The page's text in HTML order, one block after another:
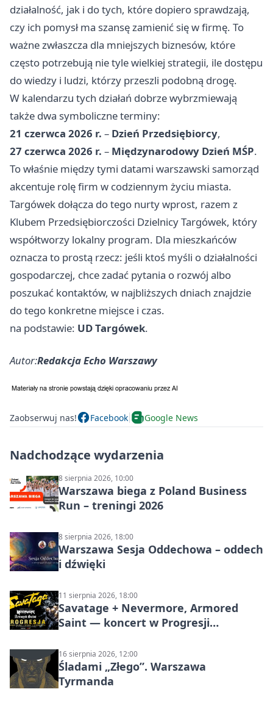
działalność, jak i do tych, które dopiero sprawdzają,
czy ich pomysł ma szansę zamienić się w firmę. To
ważne zwłaszcza dla mniejszych biznesów, które
często potrzebują nie tyle wielkiej strategii, ile dostępu
do wiedzy i ludzi, którzy przeszli podobną drogę.
W kalendarzu tych działań dobrze wybrzmiewają
także dwa symboliczne terminy:
21 czerwca 2026 r. – Dzień Przedsiębiorcy,
27 czerwca 2026 r. – Międzynarodowy Dzień MŚP.
To właśnie między tymi datami warszawski samorząd
akcentuje rolę firm w codziennym życiu miasta.
Targówek dołącza do tego nurty wprost, razem z
Klubem Przedsiębiorczości Dzielnicy Targówek, który
współtworzy lokalny program. Dla mieszkańców
oznacza to prostą rzecz: jeśli ktoś myśli o działalności
gospodarczej, chce zadać pytania o rozwój albo
poszukać kontaktów, w najbliższych dniach znajdzie
do tego konkretne miejsce i czas.
na podstawie: UD Targówek.
Autor:Redakcja Echo Warszawy
Zaobserwuj nas! Facebook Google News
Nadchodzące wydarzenia
8 sierpnia 2026, 10:00
Warszawa biega z Poland Business
Run – treningi 2026
8 sierpnia 2026, 18:00
Warszawa Sesja Oddechowa – oddech
i dźwięki
11 sierpnia 2026, 18:00
Savatage + Nevermore, Armored
Saint — koncert w Progresji
16 sierpnia 2026, 12:00
Śladami „Złego”. Warszawa
Tyrmanda